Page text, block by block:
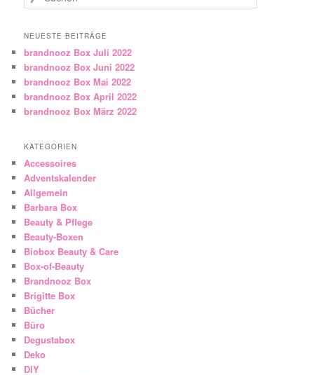
NEUESTE BEITRÄGE
brandnooz Box Juli 2022
brandnooz Box Juni 2022
brandnooz Box Mai 2022
brandnooz Box April 2022
brandnooz Box März 2022
KATEGORIEN
Accessoires
Adventskalender
Allgemein
Barbara Box
Beauty & Pflege
Beauty-Boxen
Biobox Beauty & Care
Box-of-Beauty
Brandnooz Box
Brigitte Box
Bücher
Büro
Degustabox
Deko
DIY